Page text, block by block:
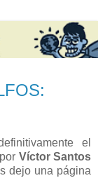
el
Víctor Santos
dejo una página